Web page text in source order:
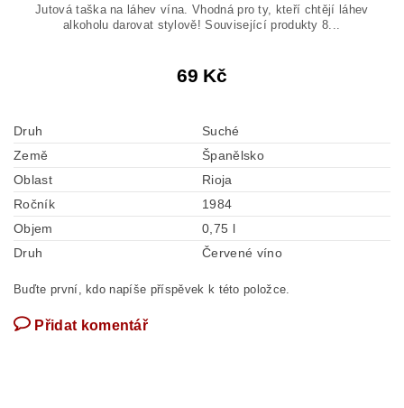
Jutová taška na láhev vína. Vhodná pro ty, kteří chtějí láhev
alkoholu darovat stylově! Související produkty 8...
69 Kč
Druh
Suché
Země
Španělsko
Oblast
Rioja
Ročník
1984
Objem
0,75 l
Druh
Červené víno
Buďte první, kdo napíše příspěvek k této položce.
Přidat komentář